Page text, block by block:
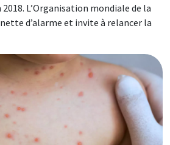
2018. L’Organisation mondiale de la
d’alarme et invite à relancer la